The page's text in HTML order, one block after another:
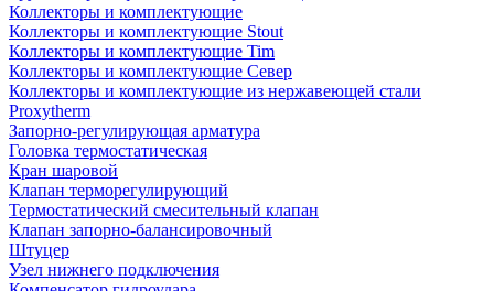
Коллекторы и комплектующие
Коллекторы и комплектующие Stout
Коллекторы и комплектующие Tim
Коллекторы и комплектующие Север
Коллекторы и комплектующие из нержавеющей стали
Proxytherm
Запорно-регулирующая арматура
Головка термостатическая
Кран шаровой
Клапан терморегулирующий
Термостатический смесительный клапан
Клапан запорно-балансировочный
Штуцер
Узел нижнего подключения